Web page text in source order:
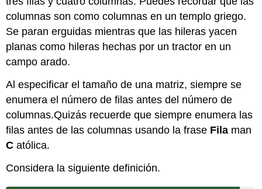
columnas son como columnas en un templo griego.
Se paran erguidas mientras que las hileras yacen
planas como hileras hechas por un tractor en un
campo arado.
Al especificar el tamaño de una matriz, siempre se
enumera el número de filas antes del número de
columnas.Quizás recuerde que siempre enumera las
filas antes de las columnas usando la frase Fila man
C atólica.
Considera la siguiente definición.